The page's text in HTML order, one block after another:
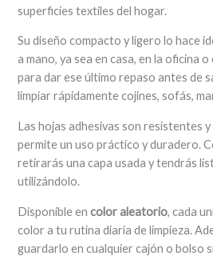
superficies textiles del hogar.
Su diseño compacto y ligero lo hace
a mano, ya sea en casa, en la oficina
para dar ese último repaso antes de
limpiar rápidamente cojines, sofás,
Las hojas adhesivas son resistentes
permite un uso práctico y duradero.
retirarás una capa usada y tendrás
utilizándolo.
Disponible encolor aleatorio, cada
color a tu rutina diaria de limpieza.
guardarlo en cualquier cajón o bolso